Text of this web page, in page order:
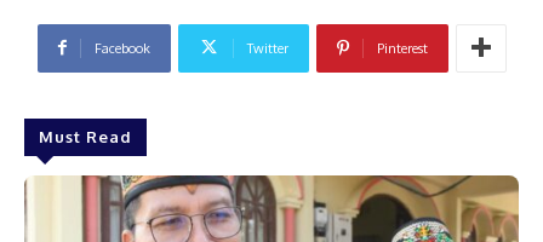
Facebook Twitter Pinterest
Must Read